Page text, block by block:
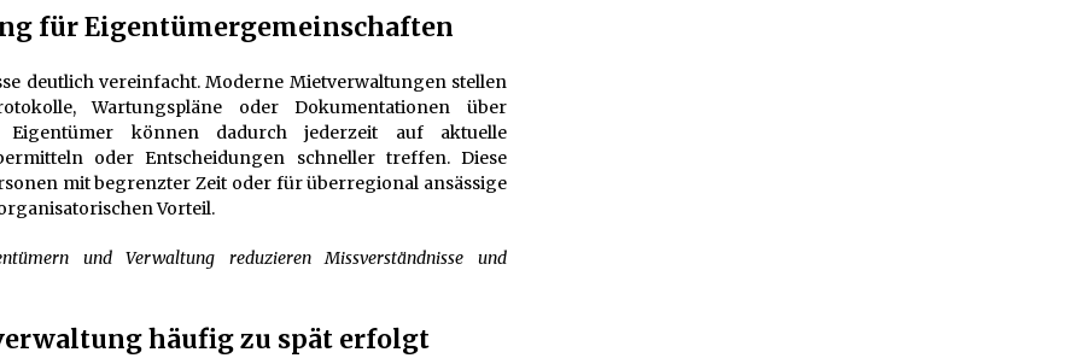
für Eigentümergemeinschaften
deutlich vereinfacht. Moderne Mietverwaltungen stellen
Wartungspläne oder Dokumentationen über
Eigentümer können dadurch jederzeit auf aktuelle
oder Entscheidungen schneller treffen. Diese
mit begrenzter Zeit oder für überregional ansässige
Vorteil.
und Verwaltung reduzieren Missverständnisse und
häufig zu spät erfolgt